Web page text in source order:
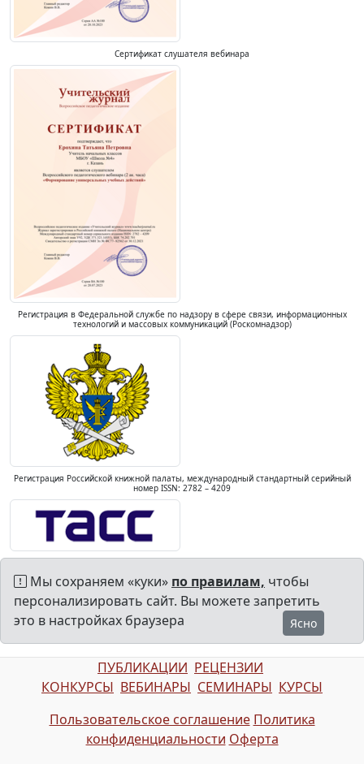
Сертификат слушателя вебинара
Регистрация в Федеральной службе по надзору в сфере связи, информационных
технологий и массовых коммуникаций (Роскомнадзор)
Регистрация Российской книжной палаты, международный стандартный серийный
номер ISSN: 2782 – 4209
Мы сохраняем «куки» по правилам, чтобы
персонализировать сайт. Вы можете запретить
это в настройках браузера
Ясно
ПУБЛИКАЦИИ РЕЦЕНЗИИ
КОНКУРСЫ ВЕБИНАРЫ СЕМИНАРЫ КУРСЫ
Пользовательское соглашение Политика
конфиденциальности Оферта